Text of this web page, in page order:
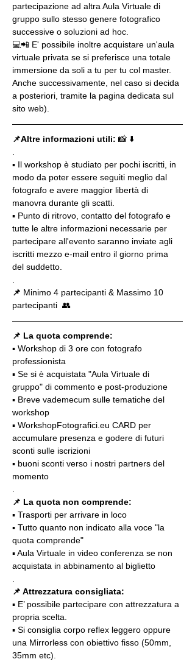
partecipazione ad altra Aula Virtuale di
gruppo sullo stesso genere fotografico
successive o soluzioni ad hoc.
💻📲 E' possibile inoltre acquistare un'aula
virtuale privata se si preferisce una totale
immersione da soli a tu per tu col master.
Anche successivamente, nel caso si decida
a posteriori, tramite la pagina dedicata sul
sito web).
📌Altre informazioni utili: 📸 ⬇️
▪️ Il workshop è studiato per pochi iscritti, in
modo da poter essere seguiti meglio dal
fotografo e avere maggior libertà di
manovra durante gli scatti.
▪️ Punto di ritrovo, contatto del fotografo e
tutte le altre informazioni necessarie per
partecipare all'evento saranno inviate agli
iscritti mezzo e-mail entro il giorno prima
del suddetto.
📌 Minimo 4 partecipanti & Massimo 10
partecipanti  👥
📌 La quota comprende:
▪️ Workshop di 3 ore con fotografo
professionista
▪️ Se si è acquistata "Aula Virtuale di
gruppo" di commento e post-produzione
▪️ Breve vademecum sulle tematiche del
workshop
▪️ WorkshopFotografici.eu CARD per
accumulare presenza e godere di futuri
sconti sulle iscrizioni
▪️ buoni sconti verso i nostri partners del
momento
📌 La quota non comprende:
▪️ Trasporti per arrivare in loco
▪️ Tutto quanto non indicato alla voce "la
quota comprende"
▪️ Aula Virtuale in video conferenza se non
acquistata in abbinamento al biglietto
📌 Attrezzatura consigliata:
▪️ E’ possibile partecipare con attrezzatura a
propria scelta.
▪️ Si consiglia corpo reflex leggero oppure
una Mirrorless con obiettivo fisso (50mm,
35mm etc).